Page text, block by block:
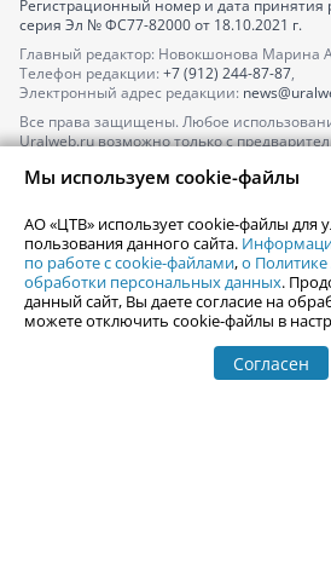
Регистрационный номер и дата
серия Эл № ФС77-82000от 18.10.2021 г.
Главный редактор: Новокшонова Марина
Телефон редакции: +7 (912) 244-87-87,
Электронный адрес редакции:
Все права защищены. Любое
Uralweb.ru возможно только с
По вопросам размещения рекламы
По вопросам размещения информации в
afisha@uralweb.ru
Пользовательское соглашение на
Политика АО «ЦТВ» в отношении
Мы используем cookie-файлы
АО «ЦТВ» использует cookie-файлы для
пользования данного сайта.
по работе с cookie-файлами,о
обработки персональных данных.
данный сайт, Вы даете согласие на
можете отключить cookie-файлы в
Согласен